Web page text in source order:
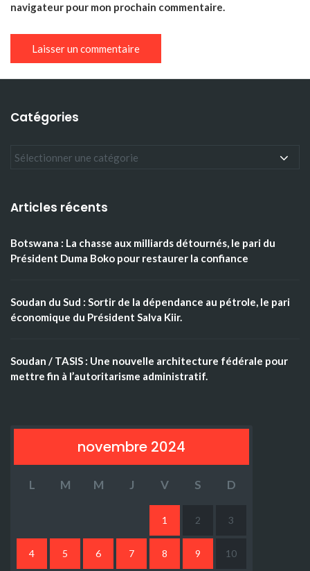
navigateur pour mon prochain commentaire.
Catégories
Articles récents
Botswana : La chasse aux milliards détournés, le pari du
Président Duma Boko pour restaurer la confiance
Soudan du Sud : Sortir de la dépendance au pétrole, le pari
économique du Président Salva Kiir.
Soudan / TASIS : Une nouvelle architecture fédérale pour
mettre fin à l’autoritarisme administratif.
novembre 2024
L M M J V S D
1 2 3
4 5 6 7 8 9 10